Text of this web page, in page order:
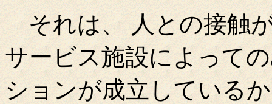
それは、 人との接触
サービス施設によって
ションが成立している